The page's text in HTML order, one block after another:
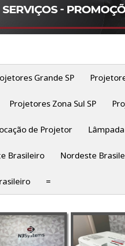
Grande SP
Projetores Zona Sul SP
de Projetor
Brasileiro Nordeste
=